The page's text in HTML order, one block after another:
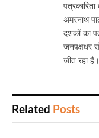
अमरनाथ
दशकों का
जनपक्षधर
जीत रहा है।
Related Posts